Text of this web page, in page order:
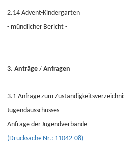
2.14 Advent-Kindergarten
- mündlicher Bericht -
3. Anträge / Anfragen
3.1 Anfrage zum
Jugendausschusses
Anfrage der Jugendverbände
(Drucksache Nr.: 11042-08)